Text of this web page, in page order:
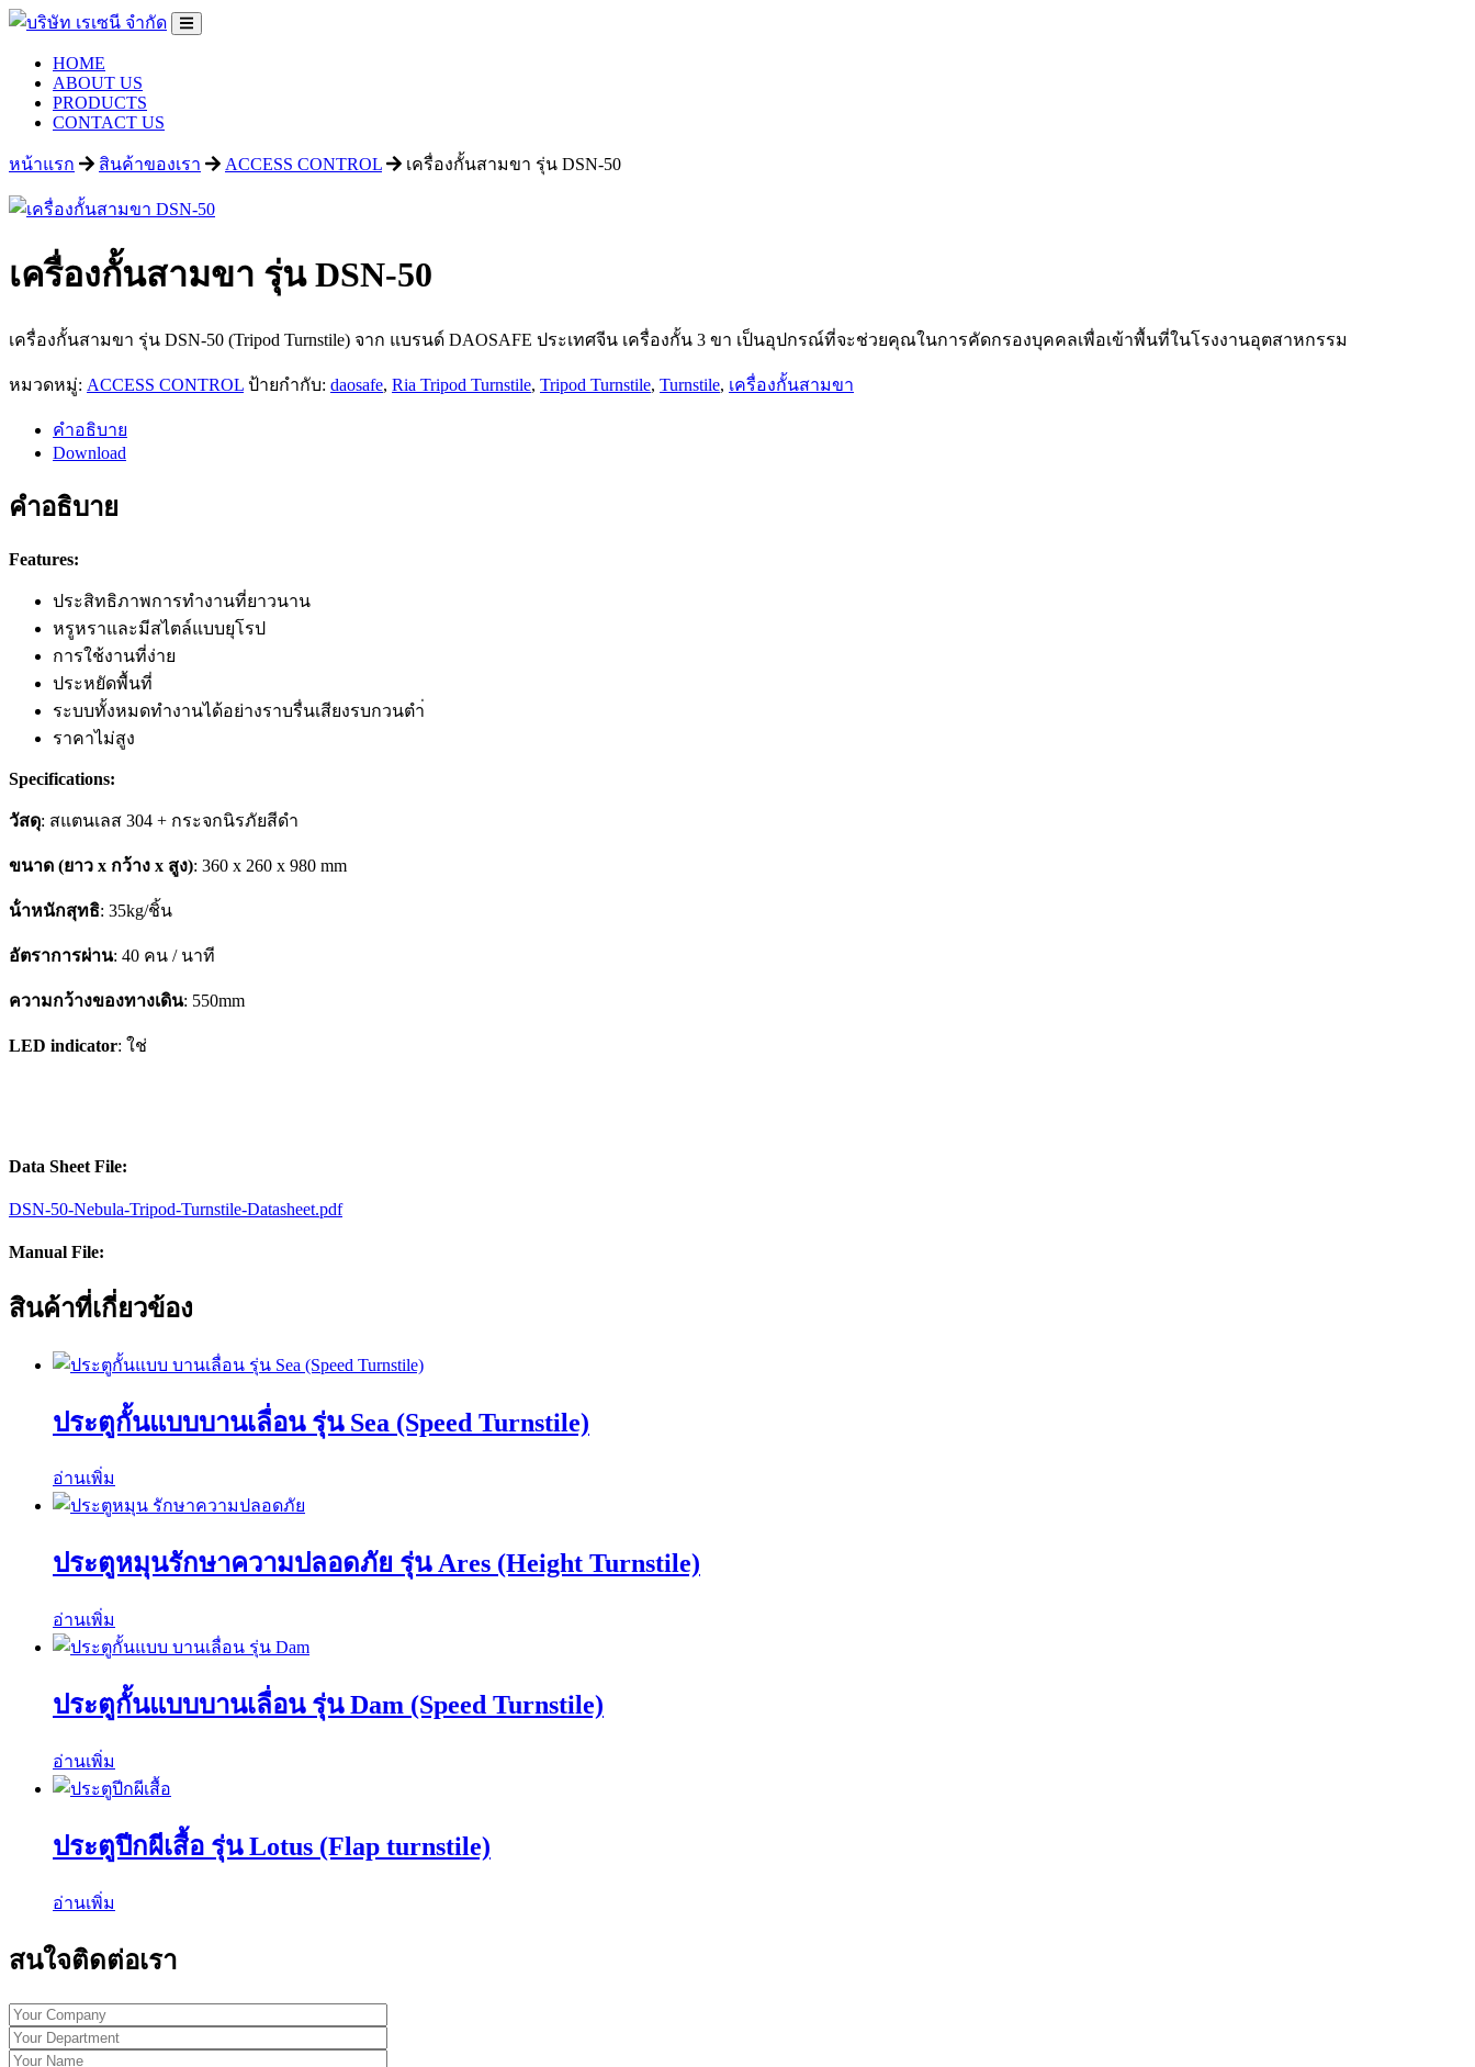
HOME
ABOUT US
PRODUCTS
CONTACT US
หน้าแรก สินค้าของเรา ACCESS CONTROL เครื่องกั้นสามขา รุ่น DSN-50
เครื่องกั้นสามขา รุ่น DSN-50
เครื่องกั้นสามขา รุ่น DSN-50 (Tripod Turnstile) จาก แบรนด์ DAOSAFE ประเทศจีน เครื่องกั้น 3 ขา เป็นอุปกรณ์ที่จะช่วยคุณในการคัดกรองบุคคลเพื่อเข้าพื้นที่ในโรงงานอุตสาหกรรม
หมวดหมู่: ACCESS CONTROL ป้ายกำกับ: daosafe, Ria Tripod Turnstile, Tripod Turnstile, Turnstile, เครื่องกั้นสามขา
คำอธิบาย
Download
คำอธิบาย
Features:
ประสิทธิภาพการทํางานที่ยาวนาน
หรูหราและมีสไตล์แบบยุโรป
การใช้งานที่ง่าย
ประหยัดพื้นที่
ระบบทั้งหมดทํางานได้อย่างราบรื่นเสียงรบกวนตำ่
ราคาไม่สูง
Specifications:
วัสดุ: สแตนเลส 304 + กระจกนิรภัยสีดํา
ขนาด (ยาว x กว้าง x สูง): 360 x 260 x 980 mm
น้ําหนักสุทธิ: 35kg/ชิ้น
อัตราการผ่าน: 40 คน / นาที
ความกว้างของทางเดิน: 550mm
LED indicator: ใช่
Data Sheet File:
DSN-50-Nebula-Tripod-Turnstile-Datasheet.pdf
Manual File:
สินค้าที่เกี่ยวข้อง
ประตูกั้นแบบบานเลื่อน รุ่น Sea (Speed Turnstile)
อ่านเพิ่ม
ประตูหมุนรักษาความปลอดภัย รุ่น Ares (Height Turnstile)
อ่านเพิ่ม
ประตูกั้นแบบบานเลื่อน รุ่น Dam (Speed Turnstile)
อ่านเพิ่ม
ประตูปีกผีเสื้อ รุ่น Lotus (Flap turnstile)
อ่านเพิ่ม
สนใจติดต่อเรา